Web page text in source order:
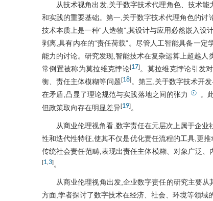
从技术视角出发,关于数字技术代理角色、技术
和实践的重要基础。第一,关于数字技术代理角色的
技术本质上是一种“人造物”,其设计与应用必然嵌入设
剥离,具有内在的“责任荷载”。尽管人工智能具备一
能力的讨论。研究发现,智能技术在复杂运算上超越
常倒置被称为莫拉维克悖论[17]。莫拉维克悖论引发
衡、责任主体模糊等问题[18]。第三,关于数字技术开
在矛盾,凸显了理论规范与实践落地之间的张力
①
。
但政策取向存在明显差异[19]。
从商业伦理视角看,数字责任在元层次上属于企
性和迭代性特征,使其不仅是优化责任流程的工具,更
传统社会责任范畴,表现出责任主体模糊、对象广泛
[1 3]。
从商业伦理视角出发,企业数字责任的研究主要
方面,学者探讨了数字技术在经济、社会、环境等领域